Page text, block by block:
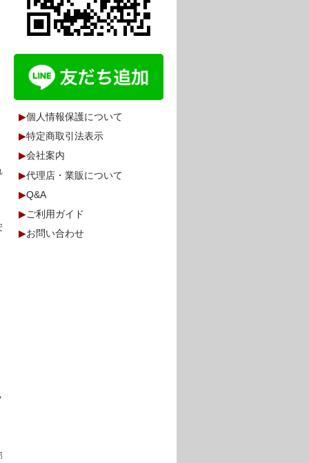
▶個人情報保護について
▶特定商取引法表示
▶会社案内
▶代理店・業販について
▶Q&A
▶ご利用ガイド
▶お問い合わせ